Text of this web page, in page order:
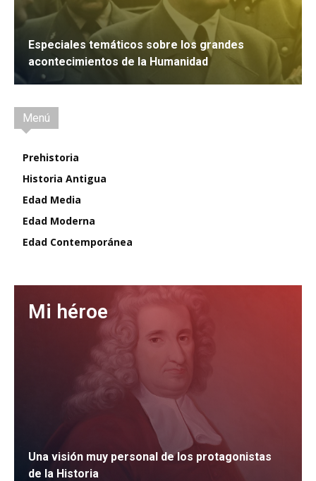
Especiales temáticos sobre los grandes
acontecimientos de la Humanidad
IR
Menú
Prehistoria
Historia Antigua
Edad Media
Edad Moderna
Edad Contemporánea
Mi héroe
Una visión muy personal de los protagonistas
de la Historia